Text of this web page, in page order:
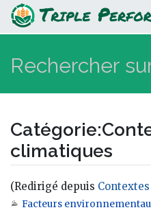
Contextes
Catégorie:
climatiques
(Redirigé depuis
Aller à :navigation,
Facteurs